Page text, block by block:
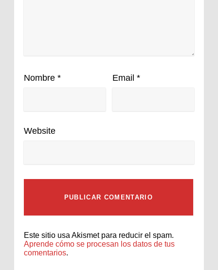
Nombre * Email *
Website
Este sitio usa Akismet para reducir el spam.
Aprende cómo se procesan los datos de tus
comentarios.